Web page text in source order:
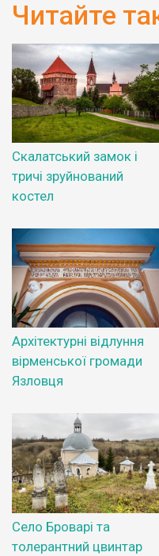
Читайте
Скалатський замок і
тричі зруйнований
костел
Архітектурні відлуння
вірменської громади
Язловця
Село Броварі та
толерантний цвинтар